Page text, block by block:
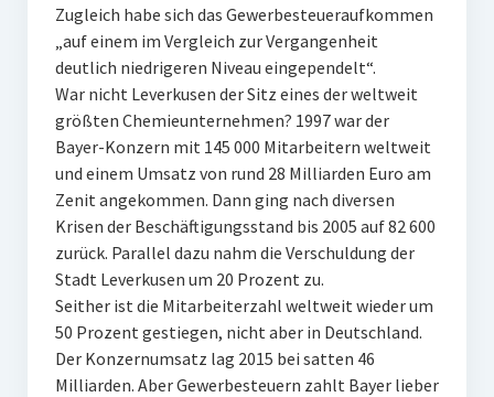
Zugleich habe sich das Gewerbesteueraufkommen
„auf einem im Vergleich zur Vergangenheit
deutlich niedrigeren Niveau eingependelt“.
War nicht Leverkusen der Sitz eines der weltweit
größten Chemieunternehmen? 1997 war der
Bayer-Konzern mit 145 000 Mitarbeitern weltweit
und einem Umsatz von rund 28 Milliarden Euro am
Zenit angekommen. Dann ging nach diversen
Krisen der Beschäftigungsstand bis 2005 auf 82 600
zurück. Parallel dazu nahm die Verschuldung der
Stadt Leverkusen um 20 Prozent zu.
Seither ist die Mitarbeiterzahl weltweit wieder um
50 Prozent gestiegen, nicht aber in Deutschland.
Der Konzernumsatz lag 2015 bei satten 46
Milliarden. Aber Gewerbesteuern zahlt Bayer lieber